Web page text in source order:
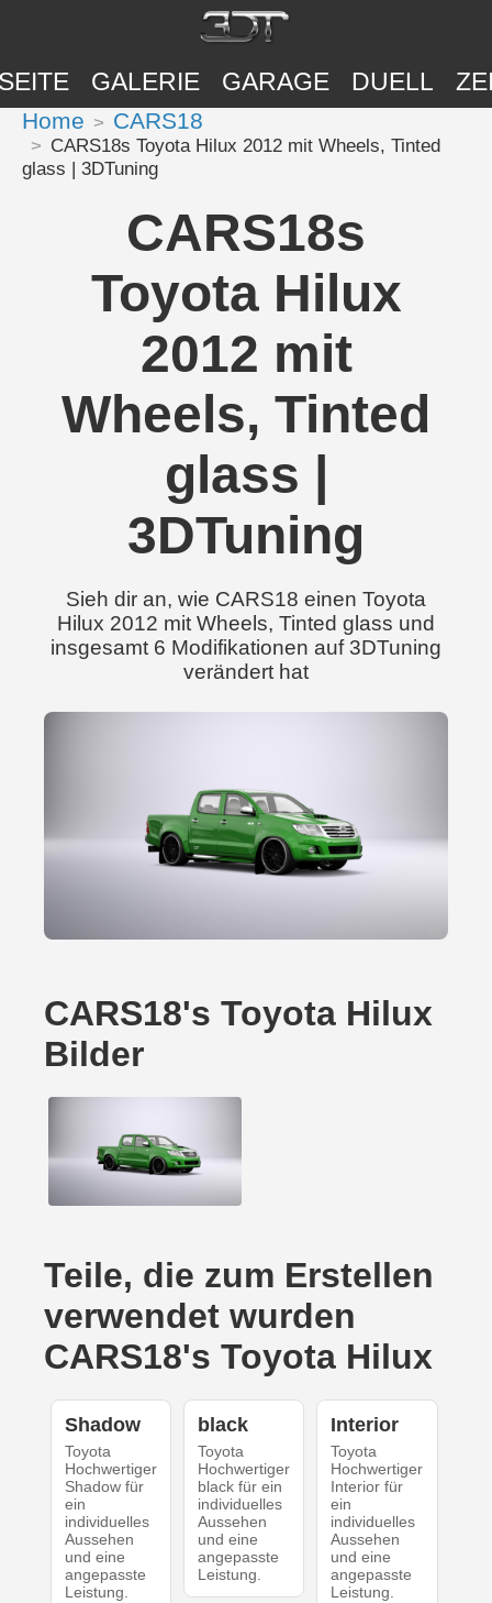
GALERIE GARAGE DUELL
Home CARS18
CARS18s Toyota Hilux 2012 mit Wheels, Tinted
glass | 3DTuning
CARS18s
Toyota Hilux
2012 mit
Wheels, Tinted
glass |
3DTuning
Sieh dir an, wie CARS18 einen Toyota
Hilux 2012 mit Wheels, Tinted glass und
insgesamt 6 Modifikationen auf 3DTuning
verändert hat
CARS18's Toyota Hilux
Bilder
Teile, die zum Erstellen
verwendet wurden
CARS18's Toyota Hilux
Shadow
Toyota
Hochwertiger
Shadow für
ein
individuelles
Aussehen
und eine
angepasste
Leistung.
black
Toyota
Hochwertiger
black für ein
individuelles
Aussehen
und eine
angepasste
Leistung.
Interior
Toyota
Hochwertiger
Interior für
ein
individuelles
Aussehen
und eine
angepasste
Leistung.